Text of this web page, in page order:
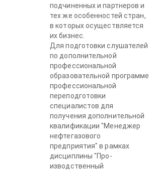
подчиненных и партнеров и
тех же особенностей стран,
в которых осуществляется
их бизнес.
Для подготовки слушателей
по дополнительной
профессио­нальной
образовательной программе
профессиональной
переподго­товки
специалистов для
получения дополнительной
квалификации "Менеджер
нефтегазового
предприятия" в рамках
дисциплины "Про­
изводственный